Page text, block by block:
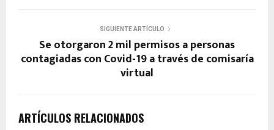
SIGUIENTE ARTÍCULO
Se otorgaron 2 mil permisos a personas
contagiadas con Covid-19 a través de comisaría
virtual
ARTÍCULOS RELACIONADOS